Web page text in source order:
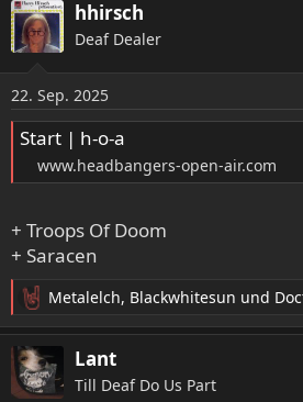
k
t
o
n
e
n
hhirsch
Deaf Dealer
22. Sep. 2025
Start | h-o-a
www.headbangers-open-air.com
+ Troops Of Doom
+ Saracen
R
e
a
k
t
Metalelch, Blackwhitesun und
Lant
Till Deaf Do Us Part